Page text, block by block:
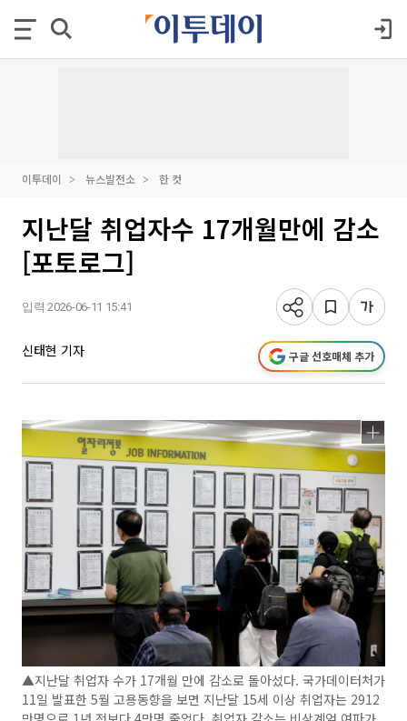
이투데이 뉴스발전소 한 컷
지난달 취업자수 17개월만에 감소
[포토로그]
입력 2026-06-11 15:41
신태현 기자 구글 선호매체 추가
▲지난달 취업자 수가 17개월 만에 감소로 돌아섰다. 국가데이터처가
11일 발표한 5월 고용동향을 보면 지난달 15세 이상 취업자는 2912